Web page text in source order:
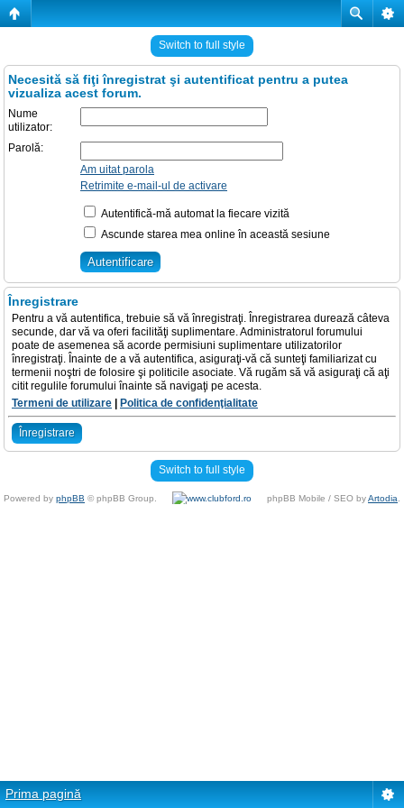
Switch to full style
Necesită să fiţi înregistrat şi autentificat pentru a putea
vizualiza acest forum.
Nume
utilizator:
Parolă:
Am uitat parola
Retrimite e-mail-ul de activare
Autentifică-mă automat la fiecare vizită
Ascunde starea mea online în această sesiune
Înregistrare
Pentru a vă autentifica, trebuie să vă înregistraţi. Înregistrarea durează câteva
secunde, dar vă va oferi facilităţi suplimentare. Administratorul forumului
poate de asemenea să acorde permisiuni suplimentare utilizatorilor
înregistraţi. Înainte de a vă autentifica, asiguraţi-vă că sunteţi familiarizat cu
termenii noştri de folosire şi politicile asociate. Vă rugăm să vă asiguraţi că aţi
citit regulile forumului înainte să navigaţi pe acesta.
Termeni de utilizare
Politica de confidenţialitate
Înregistrare
Switch to full style
Powered by phpBB © phpBB Group. phpBB Mobile / SEO byArtodia
Prima pagină